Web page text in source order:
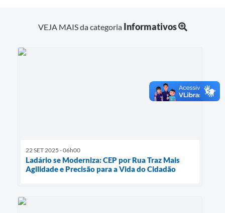
VEJA MAIS da categoria Informativos
22 SET 2025 - 06h00
Ladário se Moderniza: CEP por Rua Traz Mais
Agilidade e Precisão para a Vida do Cidadão